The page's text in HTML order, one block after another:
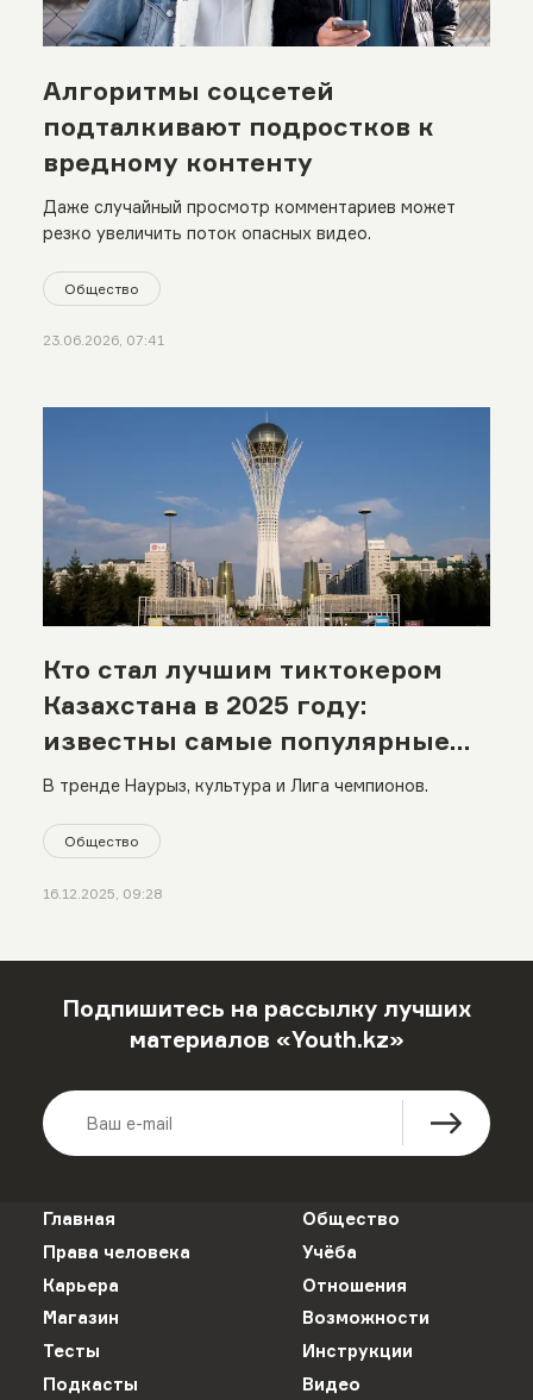
Алгоритмы соцсетей
подталкивают подростков к
вредному контенту
Даже случайный просмотр комментариев может
резко увеличить поток опасных видео.
Общество
23.06.2026, 07:41
Кто стал лучшим тиктокером
Казахстана в 2025 году:
известны самые популярные
темы
В тренде Наурыз, культура и Лига чемпионов.
Общество
16.12.2025, 09:28
Подпишитесь на рассылку лучших
материалов «Youth.kz»
Главная
Общество
Права человека
Учёба
Карьера
Отношения
Магазин
Возможности
Тесты
Инструкции
Подкасты
Видео